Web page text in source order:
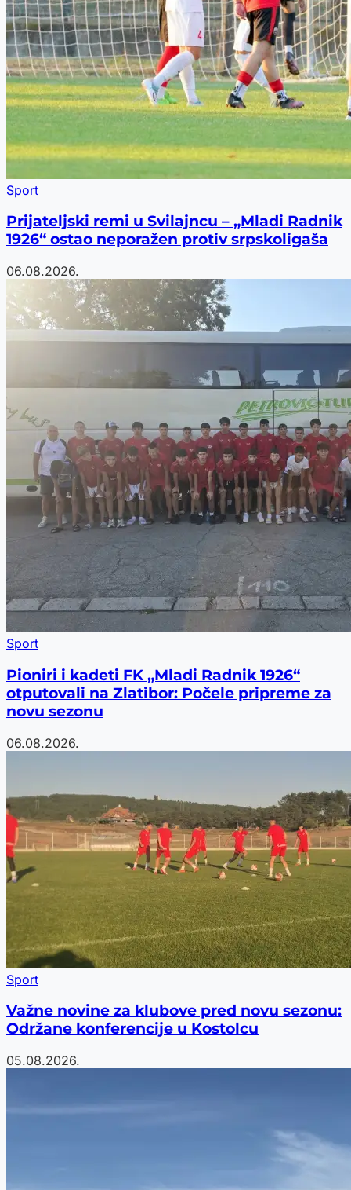
Sport
Prijateljski remi u Svilajncu – „Mladi Radnik
1926“ ostao neporažen protiv srpskoligaša
06.08.2026.
Sport
Pioniri i kadeti FK „Mladi Radnik 1926“
otputovali na Zlatibor: Počele pripreme za
novu sezonu
06.08.2026.
Sport
Važne novine za klubove pred novu sezonu:
Održane konferencije u Kostolcu
05.08.2026.